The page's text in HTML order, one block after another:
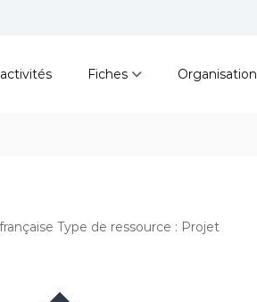
Fiches Organisation
Type de ressource : Projet